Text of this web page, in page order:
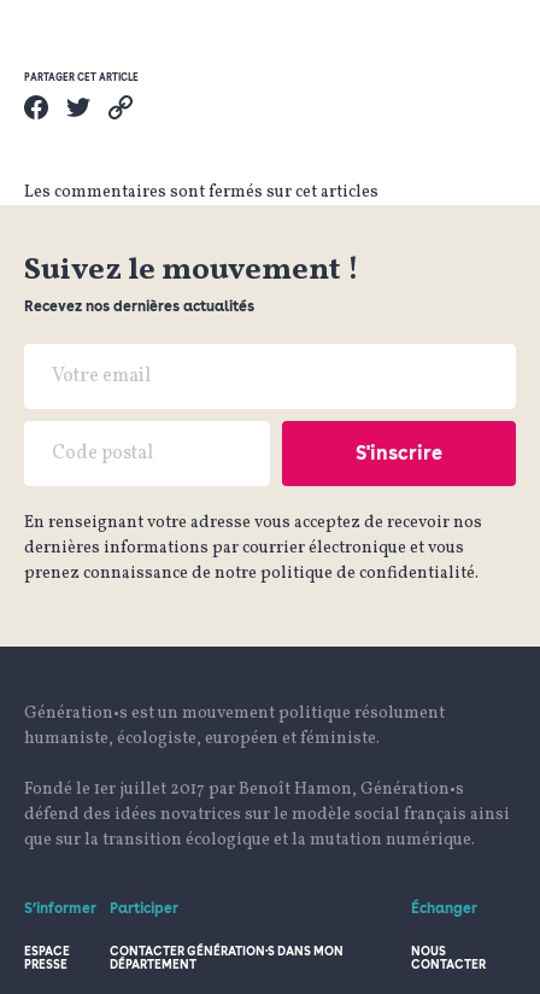
PARTAGER CET ARTICLE
Les commentaires sont fermés sur cet articles
Suivez le mouvement !
Recevez nos dernières actualités
En renseignant votre adresse vous acceptez de recevoir nos
dernières informations par courrier électronique et vous
prenez connaissance de notre politique de confidentialité.
Génération•s est un mouvement politique résolument
humaniste, écologiste, européen et féministe.
Fondé le 1er juillet 2017 par Benoît Hamon, Génération•s
défend des idées novatrices sur le modèle social français ainsi
que sur la transition écologique et la mutation numérique.
S’informer
ESPACE
PRESSE
Participer
CONTACTER GÉNÉRATION·S DANS MON
DÉPARTEMENT
Échanger
NOUS
CONTACTER